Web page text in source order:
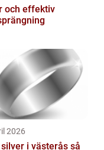
och effektiv
2026
i västerås så